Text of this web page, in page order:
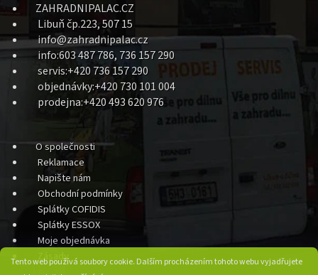
Tento web používá soubory cookie. Dalším procházením tohoto webu vyjadřujete
ZAHRADNIPALAC.CZ
Libuň čp.223, 507 15
info@zahradnipalac.cz
info:603 487 786, 736 157 290
servis:+420 736 157 290
objednávky:+420 730 101 004
prodejna:+420 493 620 976
O společnosti
Reklamace
Napište nám
Obchodní podmínky
Splátky COFIDIS
Splátky ESSOX
Moje objednávka
Zásady